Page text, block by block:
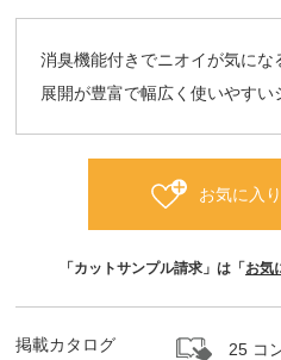
消臭機能付きでニオイが気に
展開が豊富で幅広く使いやすい
お気に入
「カットサンプル請求」は「 お気
掲載カタログ
25 コ